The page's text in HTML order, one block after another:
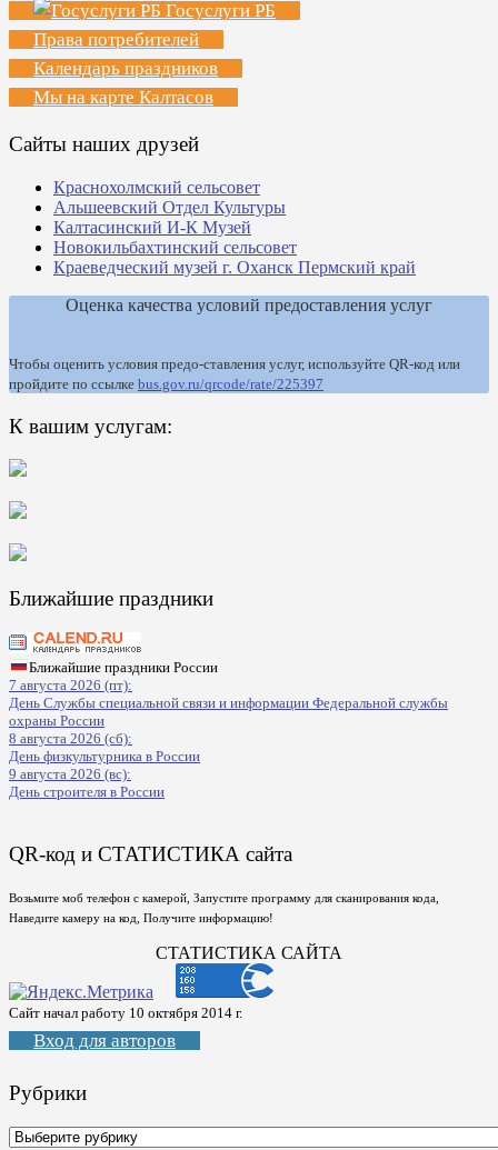
Госуслуги РБ
Права потребителей
Календарь праздников
Мы на карте Калтасов
Сайты наших друзей
Краснохолмский сельсовет
Альшеевский Отдел Культуры
Калтасинский И-К Музей
Новокильбахтинский сельсовет
Краеведческий музей г. Оханск Пермский край
Оценка качества условий предоставления услуг
Чтобы оценить условия предо-ставления услуг, используйте QR-код или
пройдите по ссылке bus.gov.ru/qrcode/rate/225397
К вашим услугам:
Ближайшие праздники
Ближайшие праздники России
7 августа 2026 (пт):
День Службы специальной связи и информации Федеральной службы
охраны России
8 августа 2026 (сб):
День физкультурника в России
9 августа 2026 (вс):
День строителя в России
QR-код и СТАТИСТИКА сайта
Возьмите моб телефон с камерой, Запустите программу для сканирования кода,
Наведите камеру на код, Получите информацию!
СТАТИСТИКА САЙТА
Сайт начал работу 10 октября 2014 г.
Вход для авторов
Рубрики
Рубрики